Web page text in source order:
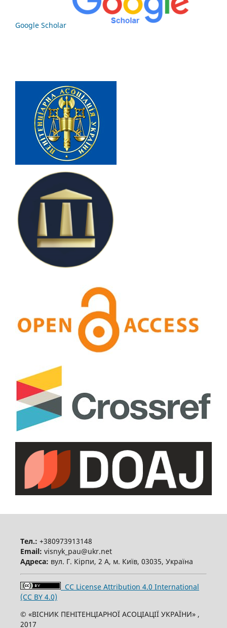
Google Scholar
Тел.: +380973913148
Email: visnyk_pau@ukr.net
Адреса: вул. Г. Кірпи, 2 А, м. Київ, 03035, Україна
CC License Attribution 4.0 International
(CC BY 4.0)
© «ВІСНИК ПЕНІТЕНЦІАРНОЇ АСОЦІАЦІЇ УКРАЇНИ» ,
2017